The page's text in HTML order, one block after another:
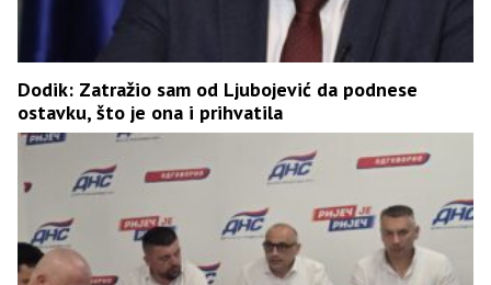
Dodik: Zatražio sam od Ljubojević da podnese
ostavku, što je ona i prihvatila